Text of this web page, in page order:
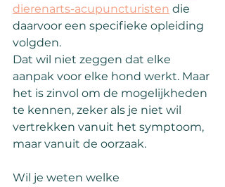
dierenarts-acupuncturisten die
daarvoor een specifieke opleiding
volgden.
Dat wil niet zeggen dat elke
aanpak voor elke hond werkt. Maar
het is zinvol om de mogelijkheden
te kennen, zeker als je niet wil
vertrekken vanuit het symptoom,
maar vanuit de oorzaak.
Wil je weten welke